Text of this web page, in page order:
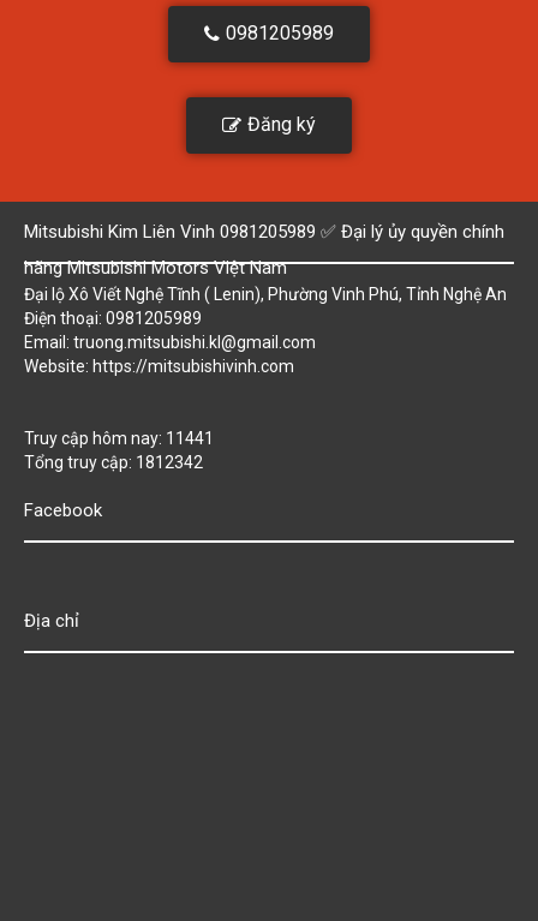
0981205989
Đăng ký
Mitsubishi Kim Liên Vinh 0981205989 ✅ Đại lý ủy quyền chính
hãng Mitsubishi Motors Việt Nam
Đại lộ Xô Viết Nghệ Tĩnh ( Lenin), Phường Vinh Phú, Tỉnh Nghệ An
Điện thoại: 0981205989
Email: truong.mitsubishi.kl@gmail.com
Website: https://mitsubishivinh.com
Truy cập hôm nay: 11441
Tổng truy cập: 1812342
Facebook
Địa chỉ